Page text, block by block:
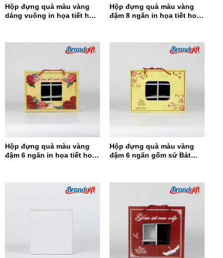
Hộp đựng quà màu vàng
dáng vuông in họa tiết hoa
Hộp đựng quà màu vàng
đậm 8 ngăn in họa tiết hoa
Hộp đựng quà màu vàng
đậm 6 ngăn in họa tiết hoa
Hộp đựng quà màu vàng
đậm 6 ngăn gốm sứ Bát